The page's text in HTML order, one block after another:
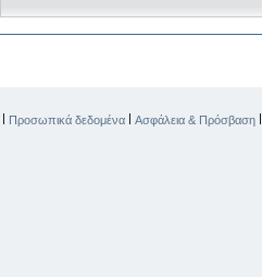
| Προσωπικά δεδομένα | Ασφάλεια & Πρόσβαση